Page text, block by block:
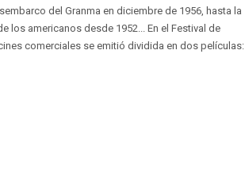
del Granma en diciembre de 1956, hasta la
los americanos desde 1952... En el Festival de
comerciales se emitió dividida en dos películas: